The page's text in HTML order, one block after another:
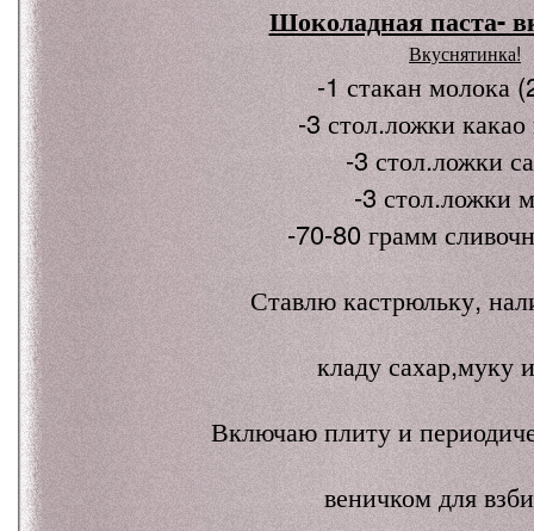
Шоколадная паста-
Вкуснятинка!
-1 стакан молока
-3 стол.ложки
-3 стол.ложки
-3 стол.ложки
-70-80 грамм
Ставлю кастрюльку,
кладу сахар,муку
Включаю плиту и
веничком для